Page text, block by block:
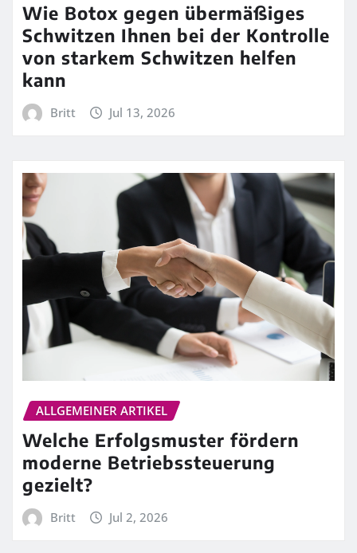
Wie Botox gegen übermäßiges
Schwitzen Ihnen bei der Kontrolle
von starkem Schwitzen helfen
kann
Britt Jul 13, 2026
ALLGEMEINER ARTIKEL
Welche Erfolgsmuster fördern
moderne Betriebssteuerung
gezielt?
Britt Jul 2, 2026